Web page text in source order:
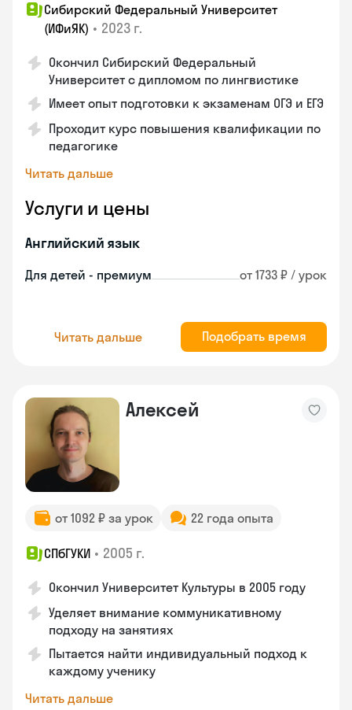
Сибирский Федеральный Университет
(ИФиЯК) • 2023 г.
Окончил Сибирский Федеральный
Университет с дипломом по лингвистике
Имеет опыт подготовки к экзаменам ОГЭ и ЕГЭ
Проходит курс повышения квалификации по
педагогике
Читать дальше
Услуги и цены
Английский язык
Для детей - премиум от 1733 ₽ / урок
Читать дальше Подобрать время
Алексей
от 1092 ₽ за урок 22 года опыта
СПбГУКИ • 2005 г.
Окончил Университет Культуры в 2005 году
Уделяет внимание коммуникативному
подходу на занятиях
Пытается найти индивидуальный подход к
каждому ученику
Читать дальше